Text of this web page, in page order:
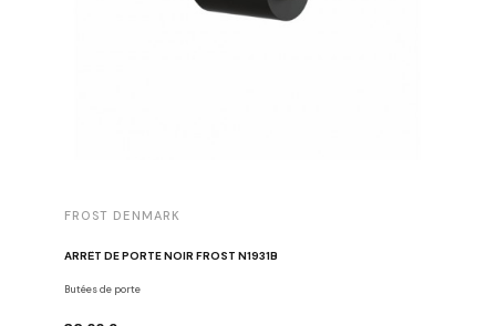
FROST DENMARK
ARRÊT DE PORTE NOIR FROST N1931B
Butées de porte